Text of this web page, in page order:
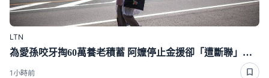
LTN
為愛孫咬牙掏60萬養老積蓄 阿嬤停止金援卻「遭斷聯」下場好心酸
1小時前